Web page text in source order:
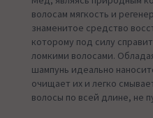
волосам мягкость и
знаменитое средство
которому под силу
ломкими волосами.
шампунь идеально
очищает их и легко
волосы по всей длине, не